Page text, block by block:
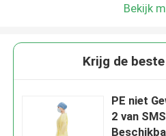
Bekijk
Krijg de
PE niet
2 van